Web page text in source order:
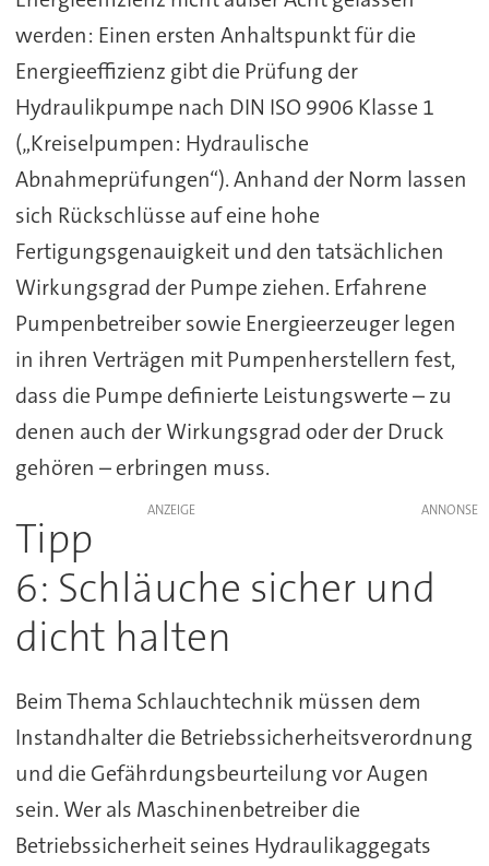
werden: Einen ersten Anhaltspunkt für die
Energieeffizienz gibt die Prüfung der
Hydraulikpumpe nach DIN ISO 9906 Klasse 1
(„Kreiselpumpen: Hydraulische
Abnahmeprüfungen“). Anhand der Norm lassen
sich Rückschlüsse auf eine hohe
Fertigungsgenauigkeit und den tatsächlichen
Wirkungsgrad der Pumpe ziehen. Erfahrene
Pumpenbetreiber sowie Energieerzeuger legen
in ihren Verträgen mit Pumpenherstellern fest,
dass die Pumpe definierte Leistungswerte – zu
denen auch der Wirkungsgrad oder der Druck
gehören – erbringen muss.
ANZEIGE
Tipp
6: Schläuche sicher und
dicht halten
Beim Thema Schlauchtechnik müssen dem
Instandhalter die Betriebssicherheitsverordnung
und die Gefährdungsbeurteilung vor Augen
sein. Wer als Maschinenbetreiber die
Betriebssicherheit seines Hydraulikaggegats